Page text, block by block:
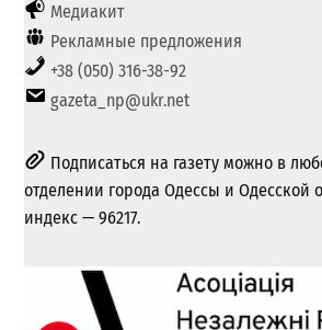
Медиакит
Рекламные предложения
+38 (050) 316-38-92
gazeta_np@ukr.net
Подписаться на газету можно в
отделении города Одессы и Одесской
индекс — 96217.